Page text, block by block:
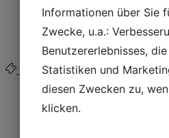
Vergessene Fälle
Verein der Freunde
Webshop
Buy ticket
THIS IS A
Informationen über Sie
Zwecke, u.a.:
Benutzererlebnisses,
Statistiken und
diesen Zwecken zu,
klicken.